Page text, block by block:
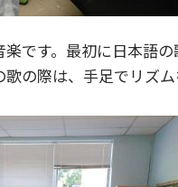
楽です。最初に日本語
の際は、手足でリズ